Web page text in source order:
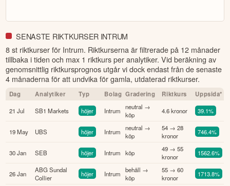
SENASTE RIKTKURSER INTRUM
8 st riktkurser för Intrum. Riktkurserna är filtrerade på 12 månader
tillbaka i tiden och max 1 riktkurs per analytiker. Vid beräkning av
genomsnittlig riktkursprognos utgår vi dock endast från de senaste
4 månaderna för att undvika för gamla, utdaterad riktkurser.
Dag Analytiker Typ Bolag Gradering Riktkurs Uppsida*
21 Jul SB1 Markets höjer Intrum
neutral →
köp
4.6 kronor 39.1%
19 May UBS höjer Intrum
neutral →
köp
54 → 28
kronor
746.4%
30 Jan SEB höjer Intrum köp
49 → 55
kronor
1562.6%
26 Jan
ABG Sundal
Collier
höjer Intrum
behåll →
köp
55 → 60
kronor
1713.8%